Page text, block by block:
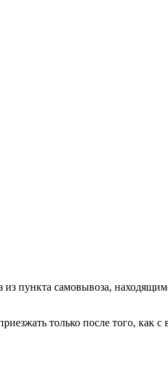
из пункта самовывоза,
только после того, как